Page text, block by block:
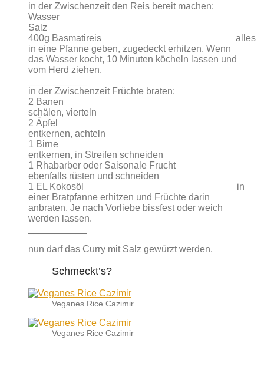
in der Zwischenzeit den Reis bereit machen:
Wasser
Salz
400g Basmatireis alles
in eine Pfanne geben, zugedeckt erhitzen. Wenn
das Wasser kocht, 10 Minuten köcheln lassen und
vom Herd ziehen.
in der Zwischenzeit Früchte braten:
2 Banen
schälen, vierteln
2 Äpfel
entkernen, achteln
1 Birne
entkernen, in Streifen schneiden
1 Rhabarber oder Saisonale Frucht
ebenfalls rüsten und schneiden
1 EL Kokosöl in
einer Bratpfanne erhitzen und Früchte darin
anbraten. Je nach Vorliebe bissfest oder weich
werden lassen.
nun darf das Curry mit Salz gewürzt werden.
Schmeckt’s?
Veganes Rice Cazimir
Veganes Rice Cazimir